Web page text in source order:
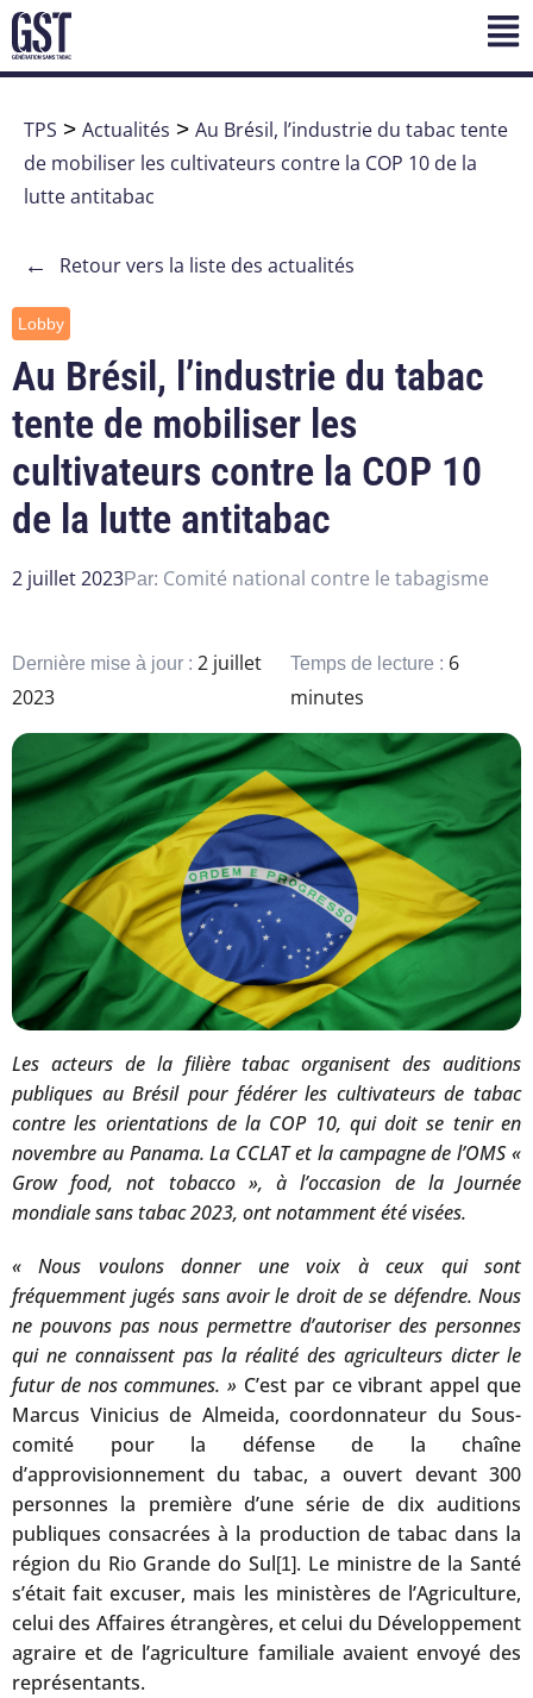
TPS > Actualités > Au Brésil, l’industrie du tabac tente
de mobiliser les cultivateurs contre la COP 10 de la
lutte antitabac
← Retour vers la liste des actualités
Lobby
Au Brésil, l’industrie du tabac
tente de mobiliser les
cultivateurs contre la COP 10
de la lutte antitabac
2 juillet 2023Par: Comité national contre le tabagisme
Dernière mise à jour : 2 juillet
2023
Temps de lecture : 6
minutes
Les acteurs de la filière tabac organisent des auditions
publiques au Brésil pour fédérer les cultivateurs de tabac
contre les orientations de la COP 10, qui doit se tenir en
novembre au Panama. La CCLAT et la campagne de l’OMS «
Grow food, not tobacco », à l’occasion de la Journée
mondiale sans tabac 2023, ont notamment été visées.
« Nous voulons donner une voix à ceux qui sont
fréquemment jugés sans avoir le droit de se défendre. Nous
ne pouvons pas nous permettre d’autoriser des personnes
qui ne connaissent pas la réalité des agriculteurs dicter le
futur de nos communes. » C’est par ce vibrant appel que
Marcus Vinicius de Almeida, coordonnateur du Sous-
comité pour la défense de la chaîne
d’approvisionnement du tabac, a ouvert devant 300
personnes la première d’une série de dix auditions
publiques consacrées à la production de tabac dans la
région du Rio Grande do Sul[1]. Le ministre de la Santé
s’était fait excuser, mais les ministères de l’Agriculture,
celui des Affaires étrangères, et celui du Développement
agraire et de l’agriculture familiale avaient envoyé des
représentants.